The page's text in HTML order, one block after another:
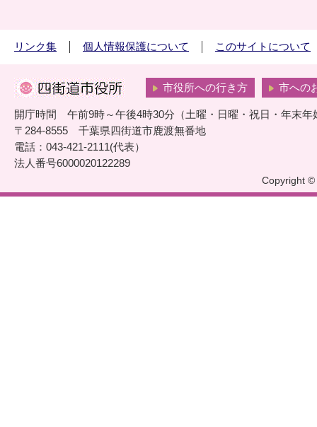
リンク集 個人情報保護について このサイトについて
市役所への行き方 市への
開庁時間 午前9時～午後4時30分（土曜・日曜・祝日・年末年
〒284-8555 千葉県四街道市鹿渡無番地
電話：043-421-2111(代表）
法人番号6000020122289
Copyright ©